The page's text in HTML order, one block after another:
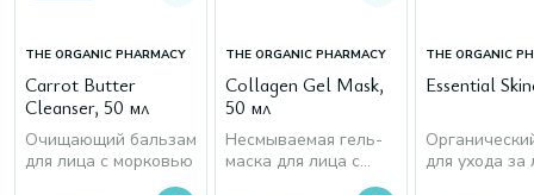
THE ORGANIC PHARMACY
Carrot Butter
Cleanser, 50 мл
Очищающий бальзам
для лица с морковью
THE ORGANIC PHARMACY
Collagen Gel Mask,
50 мл
Несмываемая гель-
маска для лица с
морским коллагеном
THE ORGANIC
Essential
для ухода за